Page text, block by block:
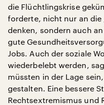
die Flüchtlingskrise
forderte, nicht nur an die
denken, sondern auch
gute
Jobs. Auch der soziale
wiederbelebt werden,
müssten in der Lage
gestalten. Eine bessere
Rechtsextremismus und